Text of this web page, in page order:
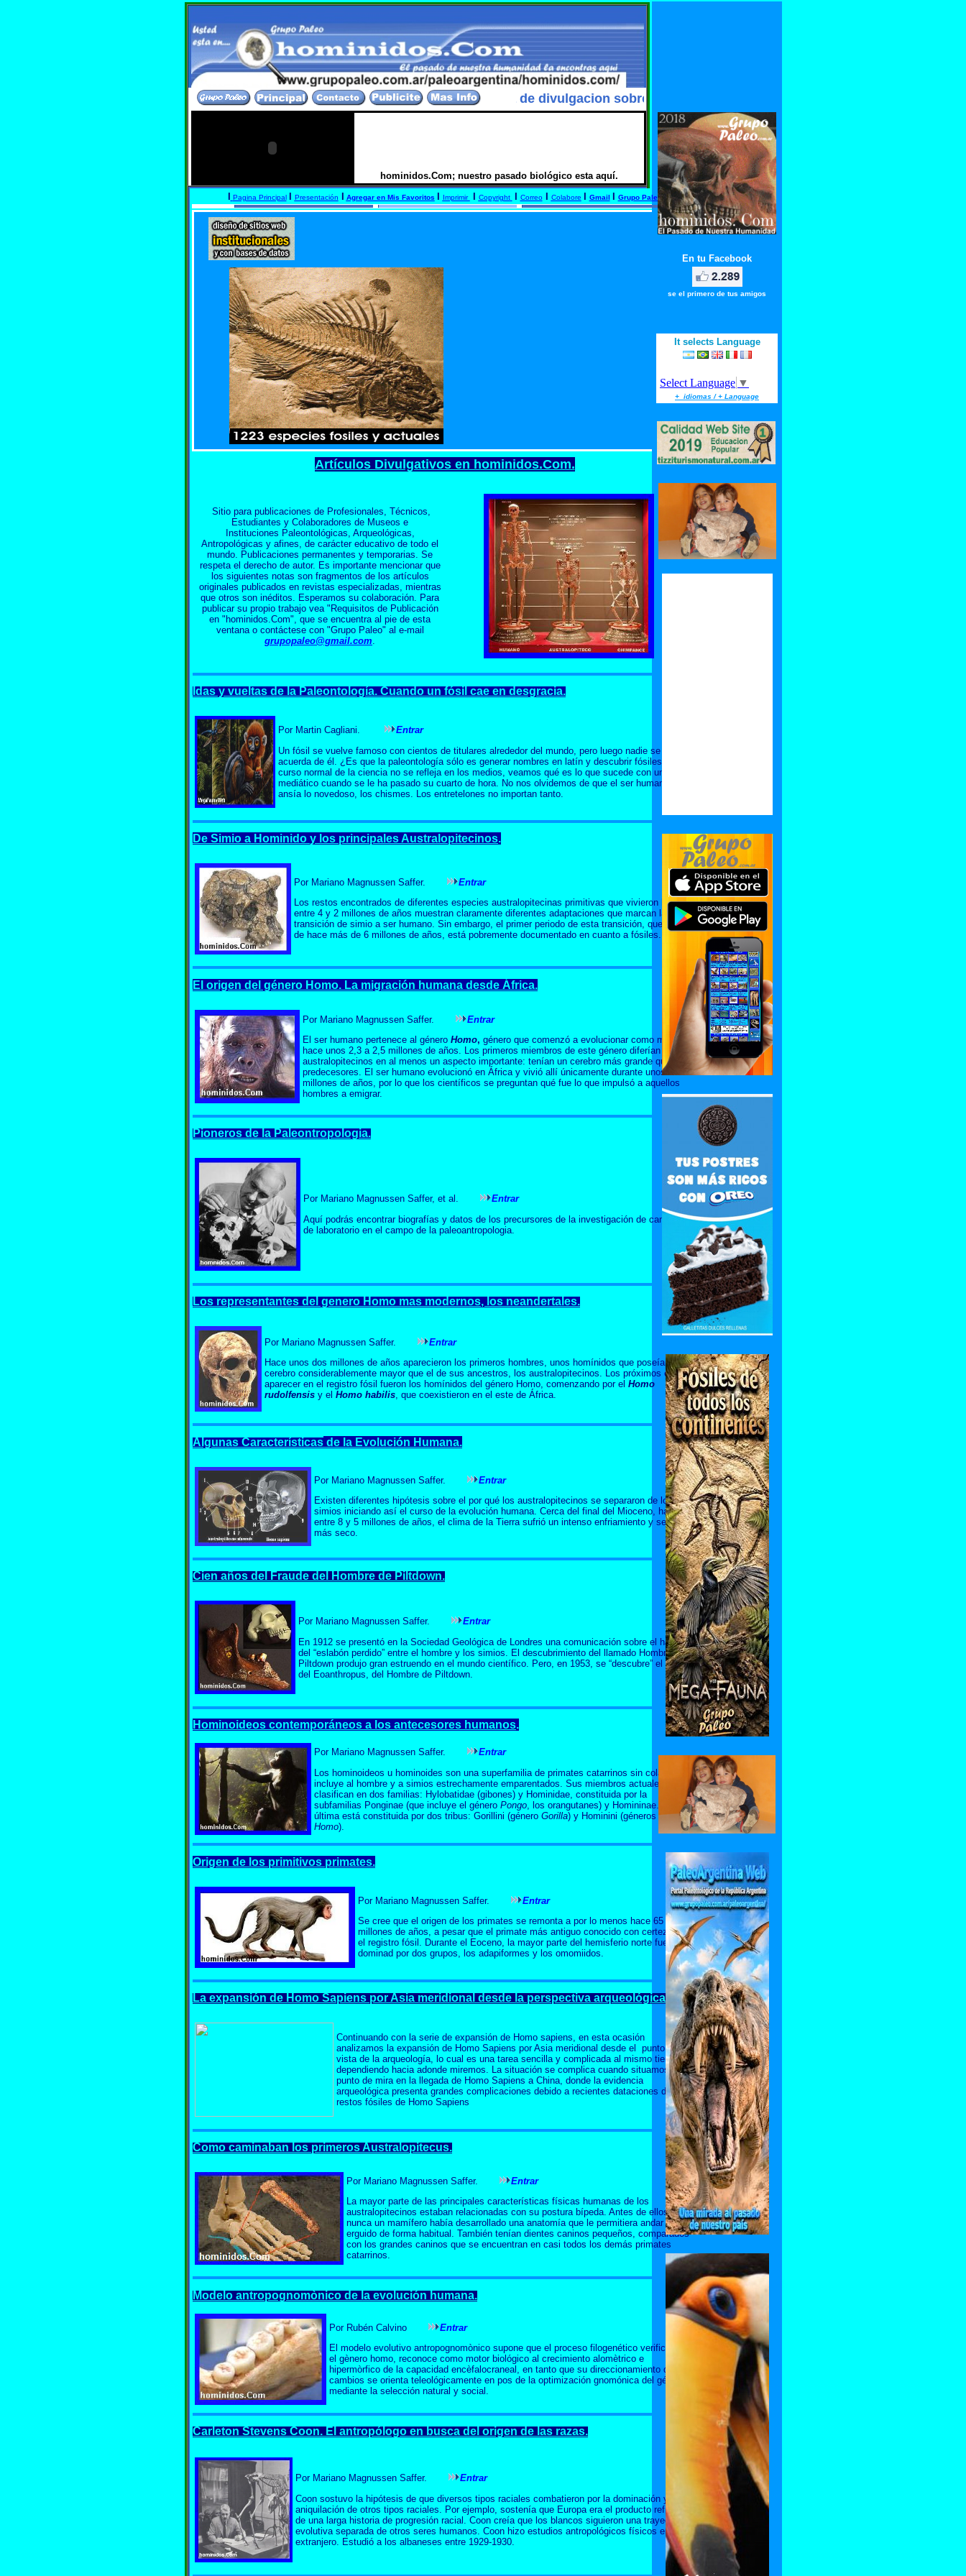
hominidos.Com es una Pagina de divulgacion sobre el pasado, evolucion y origen de la humanidad.
hominidos.Com; nuestro pasado biológico esta aquí.
Pagina Principal Presentación Agregar en Mis Favoritos Imprimir Copyright CorreoI Colabore Gmail Grupo Paleo
Artículos Divulgativos en hominidos.Com.
Sitio para publicaciones de Profesionales, Técnicos,
Estudiantes y Colaboradores de Museos e
Instituciones Paleontológicas, Arqueológicas,
Antropológicas y afines, de carácter educativo de todo el
mundo. Publicaciones permanentes y temporarias. Se
respeta el derecho de autor. Es importante mencionar que
los siguientes notas son fragmentos de los artículos
originales publicados en revistas especializadas, mientras
que otros son inéditos. Esperamos su colaboración. Para
publicar su propio trabajo vea " Requisitos de Publicación
en "hominidos.Com", que se encuentra al pie de esta
ventana o contáctese con "Grupo Paleo" al e-mail
grupopaleo@gmail.com.
Idas y vueltas de la Paleontología. Cuando un fósil cae en desgracia.
Por Martin Cagliani.
Entrar
Un fósil se vuelve famoso con cientos de titulares alrededor del mundo, pero luego nadie se
acuerda de él. ¿Es que la paleontología sólo es generar nombres en latín y descubrir fósiles? El
curso normal de la ciencia no se refleja en los medios, veamos qué es lo que sucede con un fósil
mediático cuando se le ha pasado su cuarto de hora. No nos olvidemos de que el ser humano
ansía lo novedoso, los chismes. Los entretelones no importan tanto.
De Simio a Hominido y los principales Australopitecinos.
Por Mariano Magnussen Saffer.
Entrar
Los restos encontrados de diferentes especies australopitecinas primitivas que vivieron hace
entre 4 y 2 millones de años muestran claramente diferentes adaptaciones que marcan la
transición de simio a ser humano. Sin embargo, el primer periodo de esta transición, que data
de hace más de 6 millones de años, está pobremente documentado en cuanto a fósiles.
El origen del género Homo. La migración humana desde África.
Por Mariano Magnussen Saffer.
Entrar
El ser humano pertenece al género Homo, género que comenzó a evolucionar como mínimo
hace unos 2,3 a 2,5 millones de años. Los primeros miembros de este género diferían de los
australopitecinos en al menos un aspecto importante: tenían un cerebro más grande que sus
predecesores. El ser humano evolucionó en África y vivió allí únicamente durante unos 3
millones de años, por lo que los científicos se preguntan qué fue lo que impulsó a aquellos
hombres a emigrar.
Pioneros de la Paleontropologia.
Por Mariano Magnussen Saffer, et al.
Entrar
Aquí podrás encontrar biografías y datos de los precursores de la investigación de campo y
de laboratorio en el campo de la paleoantropologia.
Los representantes del genero Homo mas modernos, los neandertales.
Por Mariano Magnussen Saffer.
Entrar
Hace unos dos millones de años aparecieron los primeros hombres, unos homínidos que poseían un
cerebro considerablemente mayor que el de sus ancestros, los australopitecinos. Los próximos en
aparecer en el registro fósil fueron los homínidos del género Homo, comenzando por el Homo
rudolfensis y el Homo habilis, que coexistieron en el este de África.
Algunas Características de la Evolución Humana.
Por Mariano Magnussen Saffer.
Entrar
Existen diferentes hipótesis sobre el por qué los australopitecinos se separaron de los
simios iniciando así el curso de la evolución humana. Cerca del final del Mioceno, hace
entre 8 y 5 millones de años, el clima de la Tierra sufrió un intenso enfriamiento y se hizo
más seco.
Cien años del Fraude del Hombre de Piltdown.
Por Mariano Magnussen Saffer.
Entrar
En 1912 se presentó en la Sociedad Geológica de Londres una comunicación sobre el hallazgo
del “eslabón perdido” entre el hombre y los simios. El descubrimiento del llamado Hombre de
Piltdown produjo gran estruendo en el mundo científico. Pero, en 1953, se “descubre” el fraude
del Eoanthropus, del Hombre de Piltdown.
Hominoideos contemporáneos a los antecesores humanos.
Por Mariano Magnussen Saffer.
Entrar
Los hominoideos u hominoides son una superfamilia de primates catarrinos sin cola que
incluye al hombre y a simios estrechamente emparentados. Sus miembros actuales se
clasifican en dos familias: Hylobatidae (gibones) y Hominidae, constituida por la
subfamilias Ponginae (que incluye el género Pongo , los orangutanes) y Homininae. Esta
última está constituida por dos tribus: Gorillini (género Gorilla) y Hominini (génerosPan,
Homo).
Origen de los primitivos primates.
Por Mariano Magnussen Saffer.
Entrar
Se cree que el origen de los primates se remonta a por lo menos hace 65
millones de años, a pesar que el primate más antiguo conocido con certeza en
el registro fósil. Durante el Eoceno, la mayor parte del hemisferio norte fue
dominad por dos grupos, los adapiformes y los omomiidos.
La expansión de Homo Sapiens por Asia meridional desde la perspectiva arqueológica.
Continuando con la serie de expansión de Homo sapiens, en esta ocasión
analizamos la expansión de Homo Sapiens por Asia meridional desde el punto de
vista de la arqueología, lo cual es una tarea sencilla y complicada al mismo tiempo,
dependiendo hacia adonde miremos. La situación se complica cuando situamos el
punto de mira en la llegada de Homo Sapiens a China, donde la evidencia
arqueológica presenta grandes complicaciones debido a recientes dataciones de
restos fósiles de Homo Sapiens
Como caminaban los primeros Australopitecus.
Por Mariano Magnussen Saffer.
Entrar
La mayor parte de las principales características físicas humanas de los
australopitecinos estaban relacionadas con su postura bípeda. Antes de ellos,
nunca un mamífero había desarrollado una anatomía que le permitiera andar
erguido de forma habitual. También tenían dientes caninos pequeños, comparados
con los grandes caninos que se encuentran en casi todos los demás primates
catarrinos.
Modelo antropognomònico de la evolución humana.
Por Rubén Calvino
Entrar
El modelo evolutivo antropognomònico supone que el proceso filogenético verificado en
el gènero homo, reconoce como motor biológico al crecimiento alomètrico e
hipermòrfico de la capacidad encèfalocraneal, en tanto que su direccionamiento de
cambios se orienta teleológicamente en pos de la optimización gnomónica del género,
mediante la selección natural y social.
Carleton Stevens Coon. El antropólogo en busca del origen de las razas.
Por Mariano Magnussen Saffer.
Entrar
Coon sostuvo la hipótesis de que diversos tipos raciales combatieron por la dominación y
aniquilación de otros tipos raciales. Por ejemplo, sostenía que Europa era el producto refinado
de una larga historia de progresión racial. Coon creía que los blancos siguieron una trayectoria
evolutiva separada de otros seres humanos. Coon hizo estudios antropológicos físicos en el
extranjero. Estudió a los albaneses entre 1929-1930.
En tu Facebook
se el primero de tus amigos
It selects Language
Select Language ▼
+ idiomas / + Language